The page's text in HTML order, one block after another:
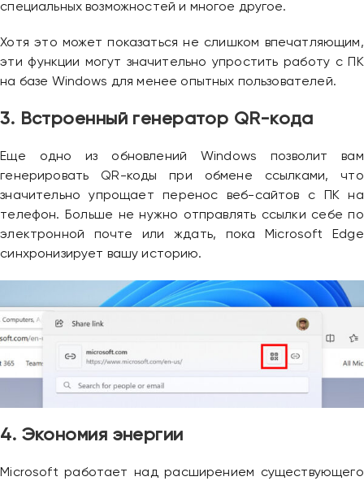
специальных возможностей и многое другое.
Хотя это может показаться не слишком впечатляющим,
эти функции могут значительно упростить работу с ПК
на базе Windows для менее опытных пользователей.
3. Встроенный генератор QR-кода
Еще одно из обновлений Windows позволит вам
генерировать QR-коды при обмене ссылками, что
значительно упрощает перенос веб-сайтов с ПК на
телефон. Больше не нужно отправлять ссылки себе по
электронной почте или ждать, пока Microsoft Edge
синхронизирует вашу историю.
4. Экономия энергии
Microsoft работает над расширением существующего